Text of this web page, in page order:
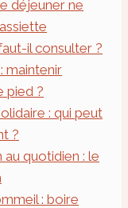
déjeuner ne
il consulter ?
maintenir
pied ?
: qui peut
?
quotidien : le
: boire